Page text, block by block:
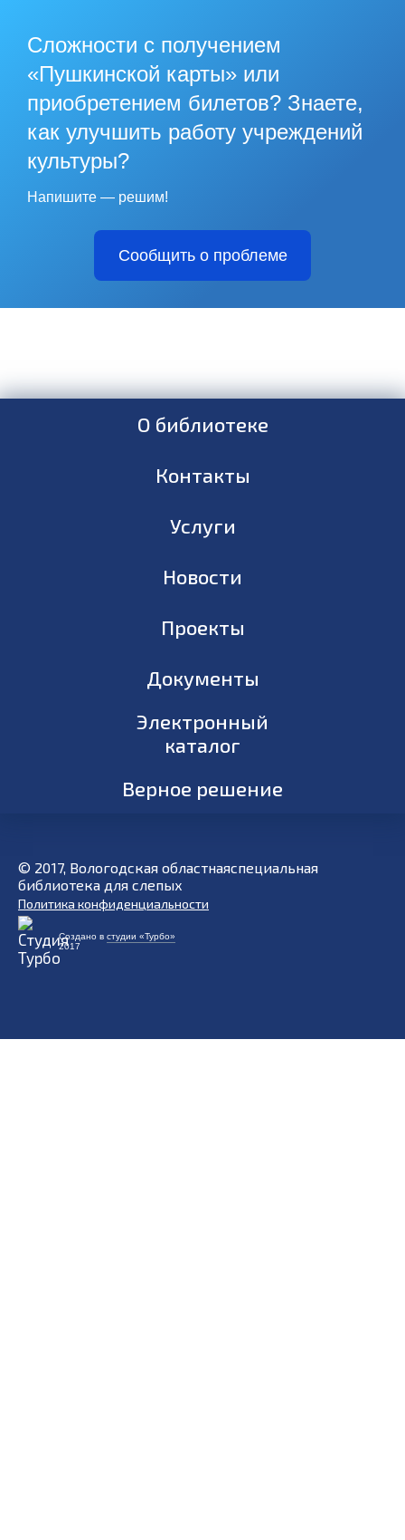
Сложности с получением
«Пушкинской карты» или
приобретением билетов? Знаете,
как улучшить работу учреждений
культуры?
Напишите — решим!
Сообщить о проблеме
О библиотеке
Контакты
Услуги
Новости
Проекты
Документы
Электронный
каталог
Верное решение
© 2017, Вологодская областнаяспециальная
библиотека для слепых
Политика конфиденциальности
Создано в студии «Турбо»
2017